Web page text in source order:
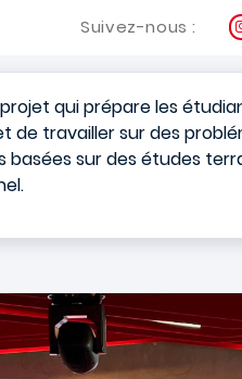
Suivez-nous :
qui prépare les
de travailler sur des
basées sur des études